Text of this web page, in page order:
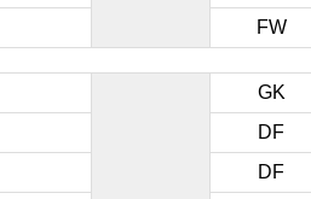
FW
GK
DF
DF